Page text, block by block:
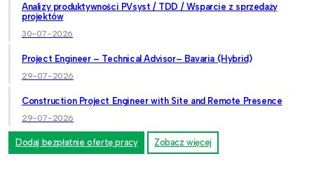
Analizy produktywności PVsyst / TDD / Wsparcie z sprzedaży
projektów
30-07-2026
Project Engineer – Technical Advisor– Bavaria (Hybrid)
29-07-2026
Construction Project Engineer with Site and Remote Presence
29-07-2026
Dodaj bezpłatnie ofertę pracy Zobacz więcej